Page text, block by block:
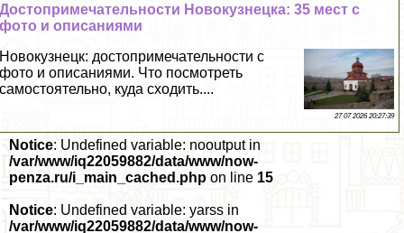
Достопримечательности Новокузнецка: 35 мест с
фото и описаниями
Новокузнецк: достопримечательности с
фото и описаниями. Что посмотреть
самостоятельно, куда сходить....
27 07 2026 20:27:39
Notice: Undefined variable: nooutput in
/var/www/iq22059882/data/www/now-
penza.ru/i_main_cached.php on line 15
Notice: Undefined variable: yarss in
/var/www/iq22059882/data/www/now-